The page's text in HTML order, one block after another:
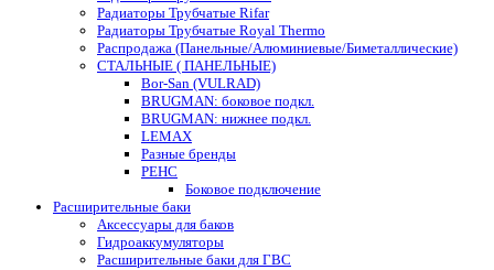
Радиаторы Трубчатые Rifar
Радиаторы Трубчатые Royal Thermo
Распродажа (Панельные/Алюминиевые/Биметаллические)
СТАЛЬНЫЕ ( ПАНЕЛЬНЫЕ)
Bor-San (VULRAD)
BRUGMAN: боковое подкл.
BRUGMAN: нижнее подкл.
LEMAX
Разные бренды
РЕНС
Боковое подключение
Расширительные баки
Аксессуары для баков
Гидроаккумуляторы
Расширительные баки для ГВС